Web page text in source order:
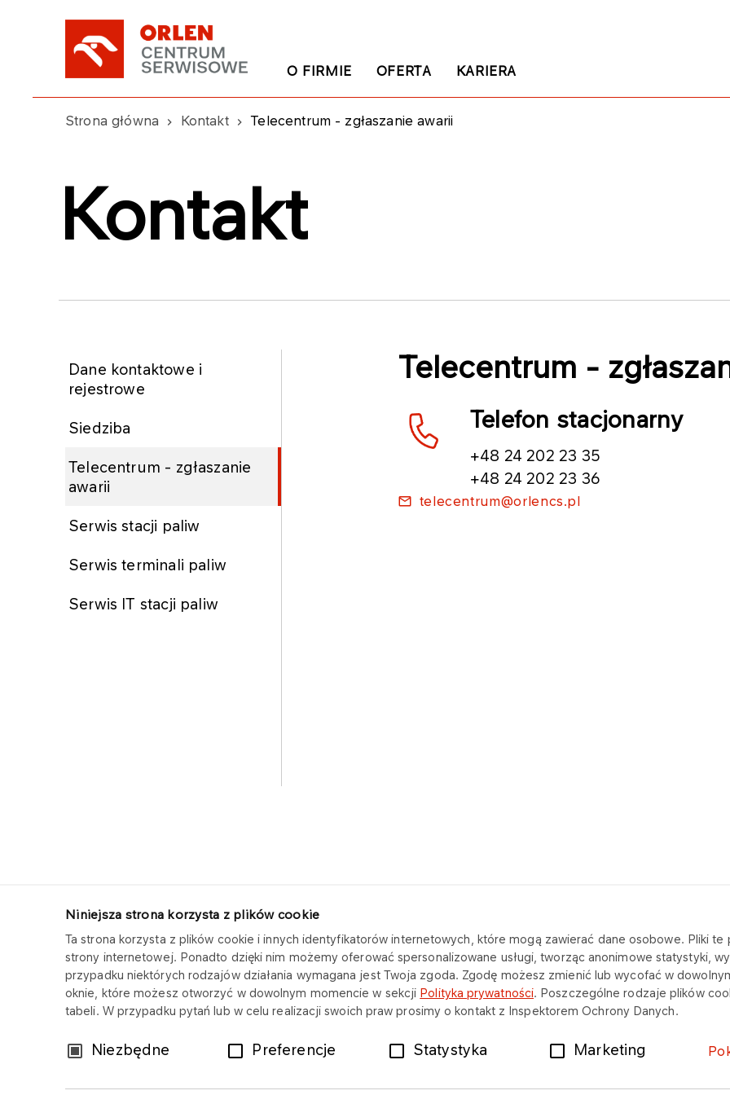
Niniejsza strona korzysta z plików cookie
Ta strona korzysta z plików cookie i innych identyfikatorów internetowych, które mogą zawierać dane osobowe. Pliki
strony internetowej. Ponadto dzięki nim możemy oferować spersonalizowane usługi, tworząc anonimowe statystyki,
przypadku niektórych rodzajów działania wymagana jest Twoja zgoda. Zgodę możesz zmienić lub wycofać w
oknie, które możesz otworzyć w dowolnym momencie w sekcji Polityka prywatności. Poszczególne rodzaje plików
tabeli. W przypadku pytań lub w celu realizacji swoich praw prosimy o kontakt z Inspektorem Ochrony Danych.
WybórNiezbędne Preferencje Statystyka Marketing
O FIRMIE OFERTA KARIERA
Strona główna Kontakt Telecentrum - zgłaszanie awarii
Kontakt
Dane kontaktowe i
rejestrowe
Siedziba
Telecentrum - zgłaszanie
awarii
Serwis stacji paliw
Serwis terminali paliw
Serwis IT stacji paliw
Telecentrum -
Telefon stacjonarny
+48 24 202 23 35
+48 24 202 23 36
telecentrum@orlencs.pl
ORLEN CENTRUM SERWISOWE
Copyright © 2025
Wszystkie prawa zastrzeżone
SKONTAKTUJ SIĘ Z NAMI
Siedziba
Dane kontaktowe i rejestrowe
NA SKRÓTY
O firmie
Oferta